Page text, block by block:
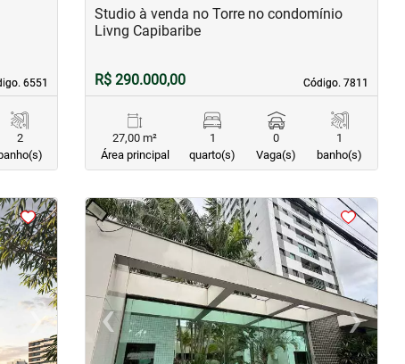
6551
6551
2
banho(s)
Código. 7811
Código. 7811
Studio à venda no Torre no condomínio
Livng Capibaribe
R$ 290.000,00
27,00 m²
Área principal
1
quarto(s)
0
Vaga(s)
1
banho(s)
›Next
<<<<
‹Previous ›Next